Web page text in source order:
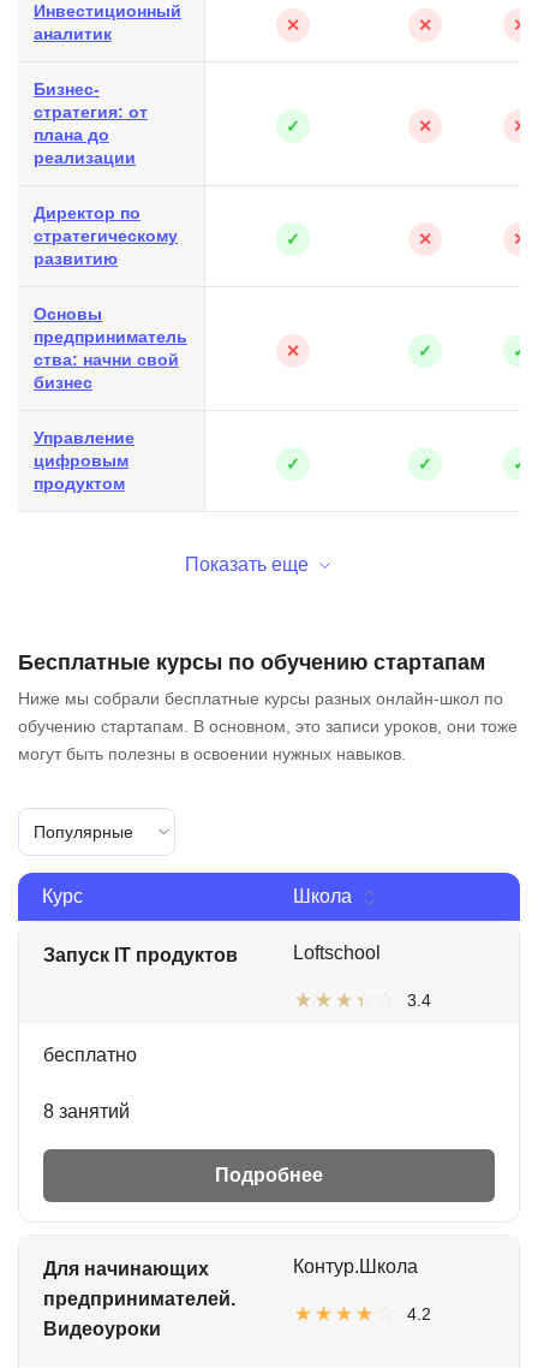
Инвестиционный
аналитик
✕ ✕ ✕
Бизнес-
стратегия: от
плана до
реализации
✓ ✕ ✕
Директор по
стратегическому
развитию
✓ ✕ ✕
Основы
предприниматель
ства: начни свой
бизнес
✕ ✓ ✓
Управление
цифровым
продуктом
✓ ✓ ✓
Показать еще
Бесплатные курсы по обучению стартапам
Ниже мы собрали бесплатные курсы разных онлайн-школ по
обучению стартапам. В основном, это записи уроков, они тоже
могут быть полезны в освоении нужных навыков.
Популярные
Курс Школа
Запуск IT продуктов Loftschool
3.4
бесплатно
8 занятий
Подробнее
Для начинающих
предпринимателей.
Видеоуроки
Контур.Школа
4.2